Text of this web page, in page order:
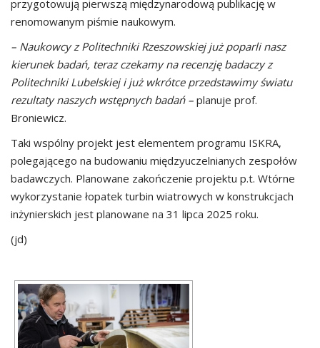
przygotowują pierwszą międzynarodową publikację w
renomowanym piśmie naukowym.
– Naukowcy z Politechniki Rzeszowskiej już poparli nasz
kierunek badań, teraz czekamy na recenzję badaczy z
Politechniki Lubelskiej i już wkrótce przedstawimy światu
rezultaty naszych wstępnych badań – planuje prof.
Broniewicz.
Taki wspólny projekt jest elementem programu ISKRA,
polegającego na budowaniu międzyuczelnianych zespołów
badawczych. Planowane zakończenie projektu p.t. Wtórne
wykorzystanie łopatek turbin wiatrowych w konstrukcjach
inżynierskich jest planowane na 31 lipca 2025 roku.
(jd)